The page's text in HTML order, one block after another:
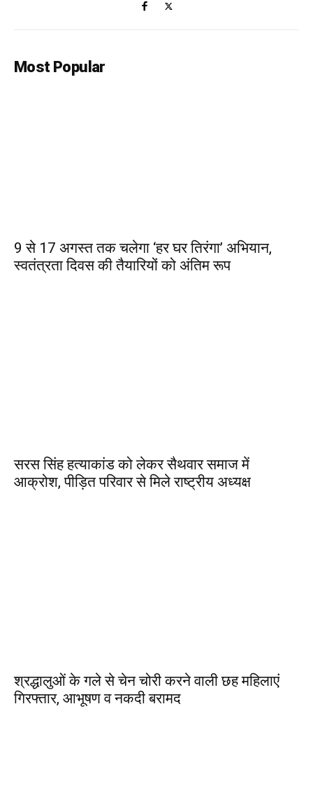
Most Popular
9 से 17 अगस्त तक चलेगा ‘हर घर तिरंगा’ अभियान,
स्वतंत्रता दिवस की तैयारियों को अंतिम रूप
सरस सिंह हत्याकांड को लेकर सैथवार समाज में
आक्रोश, पीड़ित परिवार से मिले राष्ट्रीय अध्यक्ष
श्रद्धालुओं के गले से चेन चोरी करने वाली छह महिलाएं
गिरफ्तार, आभूषण व नकदी बरामद